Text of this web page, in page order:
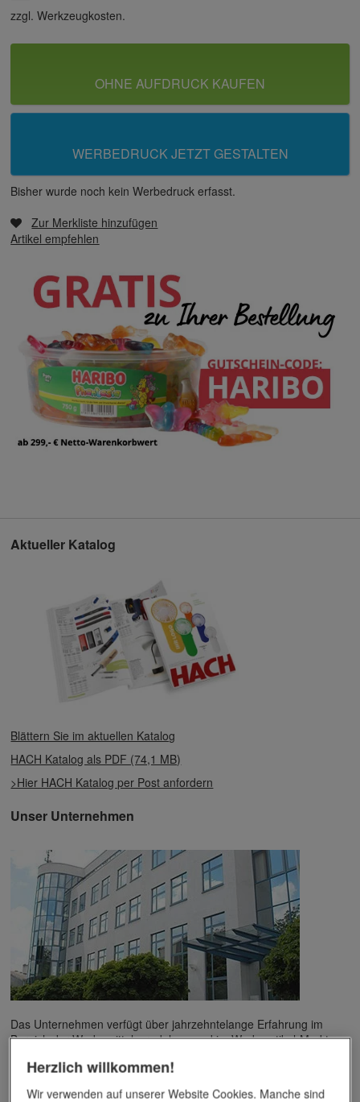
zzgl. Werkzeugkosten.
OHNE AUFDRUCK KAUFEN
WERBEDRUCK JETZT GESTALTEN
Bisher wurde noch kein Werbedruck erfasst.
Zur Merkliste hinzufügen
Artikel empfehlen
Aktueller Katalog
Blättern Sie im aktuellen Katalog
HACH Katalog als PDF (74,1 MB)
>Hier HACH Katalog per Post anfordern
Unser Unternehmen
Das Unternehmen verfügt über jahrzehntelange Erfahrung im
Bereich der Werbemittelveredelung und im Werbeartikel-Markt.
insbesondere wenn es um professionellen
Herzlich willkommen!
Wir verwenden auf unserer Website Cookies. Manche sind